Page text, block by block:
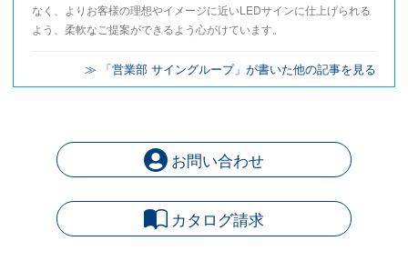
なく、よりお客様の理想やイメージに近いLEDサインに仕上げられる
よう、柔軟なご提案ができるよう心がけています。
≫ 「営業部 サイングループ」が書いた他の記事を見る
お問い合わせ
カタログ請求